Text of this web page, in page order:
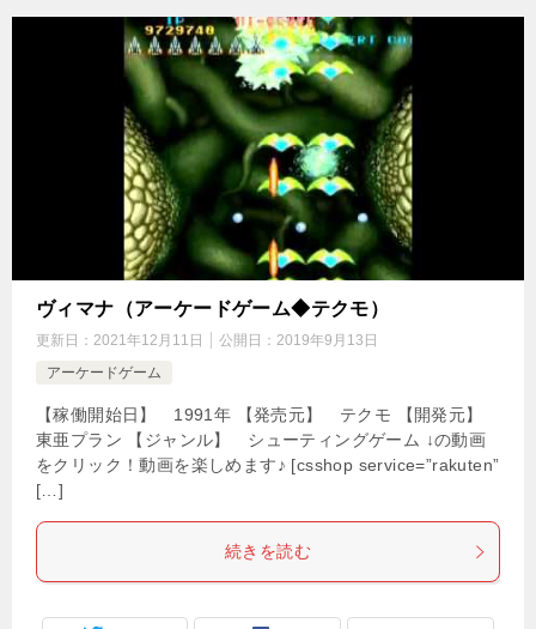
ヴィマナ（アーケードゲーム◆テクモ）
更新日： 2021年12月11日 公開日： 2019年9月13日
アーケードゲーム
【稼働開始日】 1991年 【発売元】 テクモ 【開発元】
東亜プラン 【ジャンル】 シューティングゲーム ↓の動画
をクリック！動画を楽しめます♪ [csshop service=”rakuten”
[…]
続きを読む